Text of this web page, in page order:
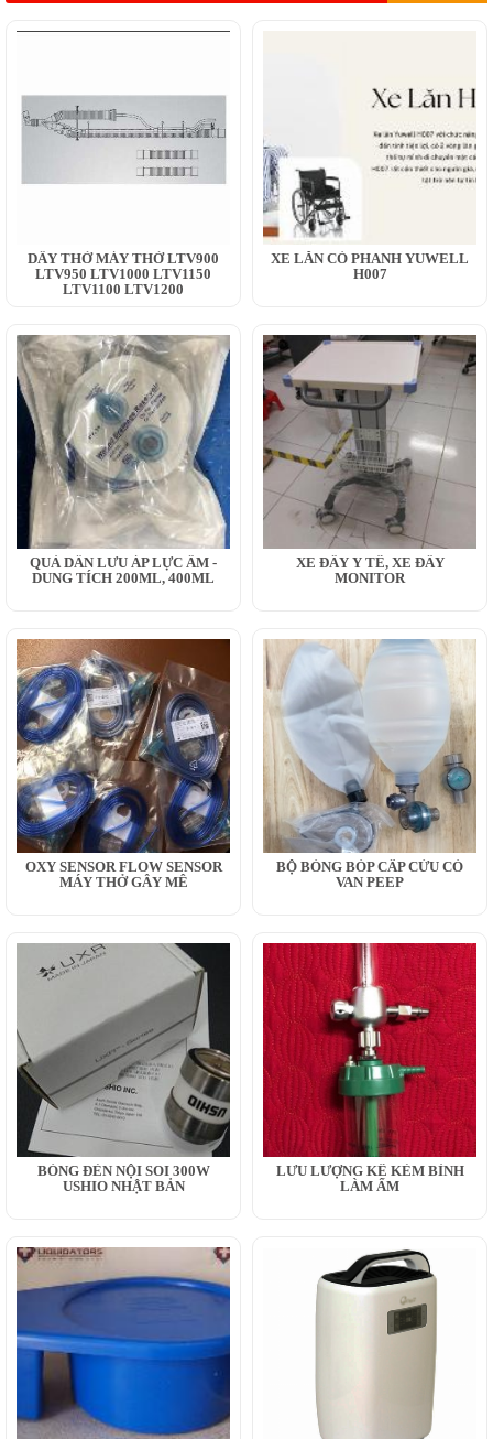
DÂY THỞ MÁY THỞ LTV900
LTV950 LTV1000 LTV1150
LTV1100 LTV1200
XE LĂN CÓ PHANH YUWELL
H007
QUẢ DẪN LƯU ÁP LỰC ÂM -
DUNG TÍCH 200ML, 400ML
XE ĐẨY Y TẾ, XE ĐẨY
MONITOR
OXY SENSOR FLOW SENSOR
MÁY THỞ GÂY MÊ
BỘ BÓNG BÓP CẤP CỨU CÓ
VAN PEEP
BÓNG ĐÈN NỘI SOI 300W
USHIO NHẬT BẢN
LƯU LƯỢNG KẾ KÈM BÌNH
LÀM ẨM